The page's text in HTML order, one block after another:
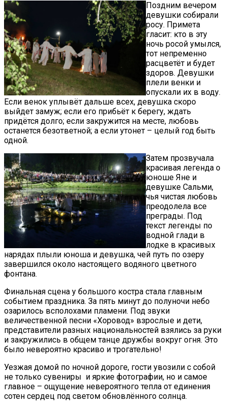
Поздним вечером
девушки собирали
росу. Примета
гласит: кто в эту
ночь росой умылся,
тот непременно
расцветёт и будет
здоров. Девушки
плели венки и
опускали их в воду.
Если венок уплывёт дальше всех, девушка скоро
выйдет замуж; если его прибьёт к берегу, ждать
придётся долго; если закружится на месте, любовь
останется безответной; а если утонет – целый год быть
одной.
Затем прозвучала
красивая легенда о
юноше Яне и
девушке Сальми,
чья чистая любовь
преодолела все
преграды. Под
текст легенды по
водной глади в
лодке в красивых
нарядах плыли юноша и девушка, чей путь по озеру
завершился около настоящего водяного цветного
фонтана.
Финальная сцена у большого костра стала главным
событием праздника. За пять минут до полуночи небо
озарилось всполохами пламени. Под звуки
величественной песни «Хоровод» взрослые и дети,
представители разных национальностей взялись за руки
и закружились в общем танце дружбы вокруг огня. Это
было невероятно красиво и трогательно!
Уезжая домой по ночной дороге, гости увозили с собой
не только сувениры и яркие фотографии, но и самое
главное – ощущение невероятного тепла от единения
сотен сердец под светом обновлённого солнца.